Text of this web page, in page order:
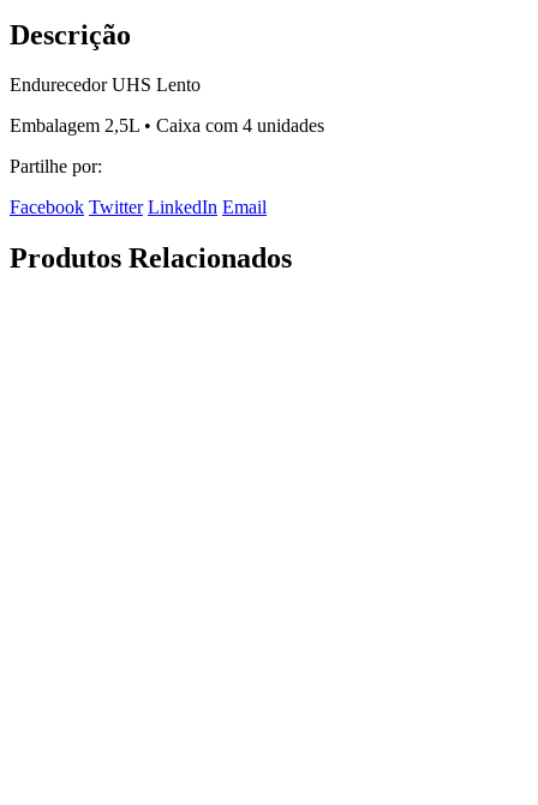
Descrição
Endurecedor UHS Lento
Embalagem 2,5L • Caixa com 4 unidades
Partilhe por:
Facebook Twitter LinkedIn Email
Produtos Relacionados